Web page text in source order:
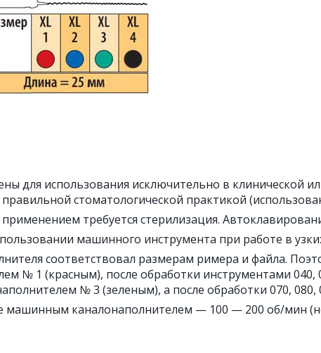
для использования исключительно в клинической
стоматологической практикой
требуется стерилизация.
машинного инструмента при работе в
соответствовал размерам римера и файла.
№ 1 (красным), после обработки инструментами
№ 3 (зеленым), а после обработки 070,
машинным каналонаполнителем — 100 — 200 об/мин